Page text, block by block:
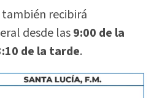
también recibirá
desde las9:00 de la
de la tarde.